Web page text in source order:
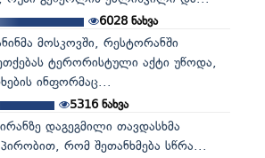
6028 ნახვა
მოსკოვში, რესტორანში
ტერორისტული აქტი უწოდა,
ინფორმაც...
5316ნახვა
დაგეგმილი თავდასხმა
პირობით, რომ შეთანხმება სწრა...